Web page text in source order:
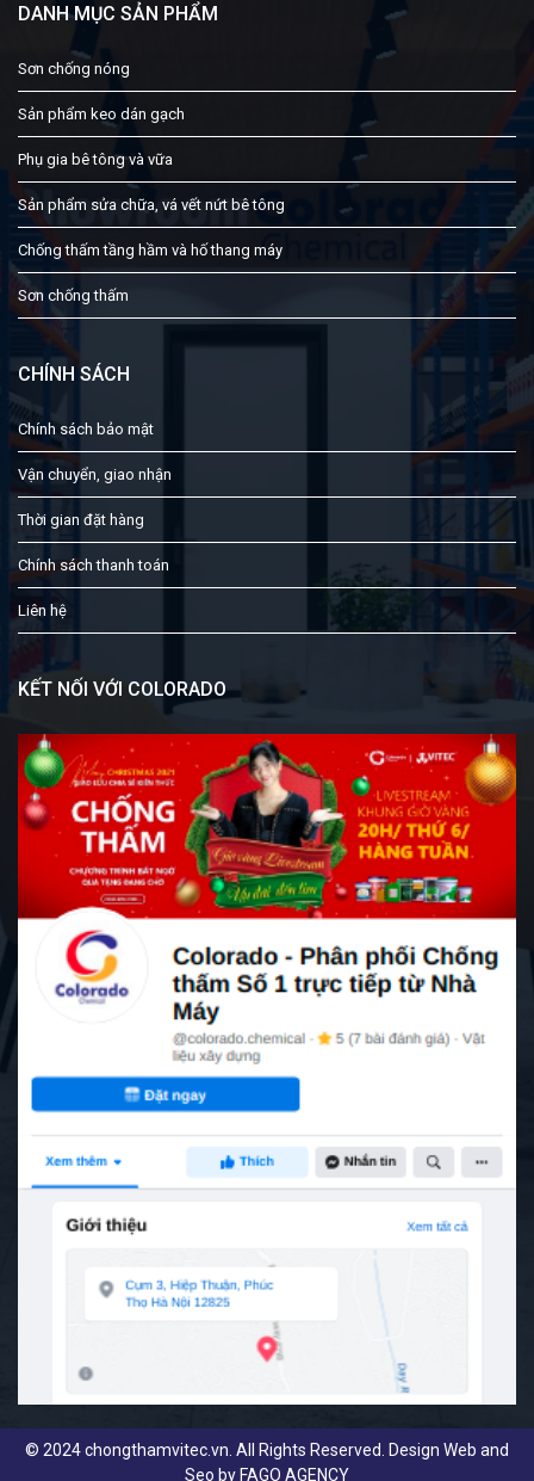
DANH MỤC SẢN PHẨM
Sơn chống nóng
Sản phẩm keo dán gạch
Phụ gia bê tông và vữa
Sản phẩm sửa chữa, vá vết nứt bê tông
Chống thấm tầng hầm và hố thang máy
Sơn chống thấm
CHÍNH SÁCH
Chính sách bảo mật
Vận chuyển, giao nhận
Thời gian đặt hàng
Chính sách thanh toán
Liên hệ
KẾT NỐI VỚI COLORADO
© 2024 chongthamvitec.vn. All Rights Reserved. Design Web and
Seo by FAGO AGENCY